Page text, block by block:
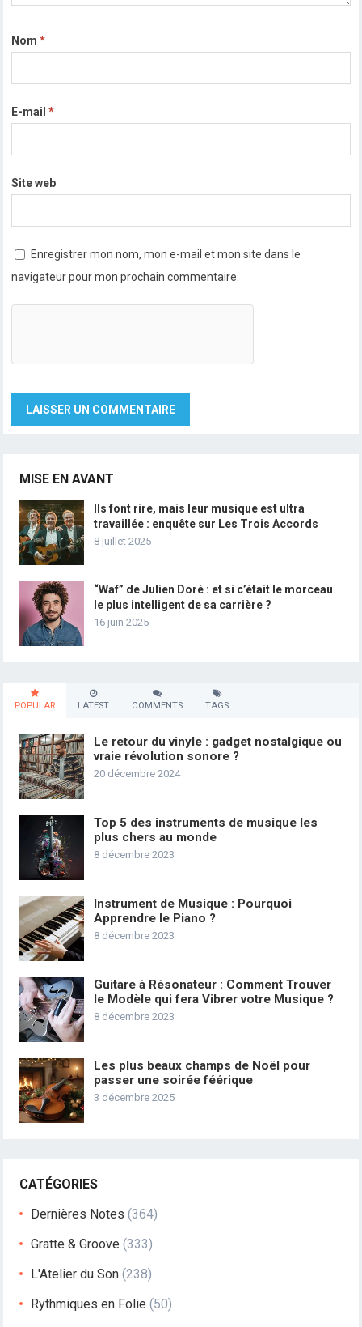
Nom*
E-mail*
Site web
Enregistrer mon nom, mon e-mail et mon site dans le
navigateur pour mon prochain commentaire.
MISE EN AVANT
Ils font rire, mais leur musique est ultra
travaillée : enquête sur Les Trois Accords
8 juillet 2025
“Waf” de Julien Doré : et si c’était le morceau
le plus intelligent de sa carrière ?
16 juin 2025
POPULAR LATEST COMMENTS TAGS
Le retour du vinyle : gadget nostalgique ou
vraie révolution sonore ?
20 décembre 2024
Top 5 des instruments de musique les
plus chers au monde
8 décembre 2023
Instrument de Musique : Pourquoi
Apprendre le Piano ?
8 décembre 2023
Guitare à Résonateur : Comment Trouver
le Modèle qui fera Vibrer votre Musique ?
8 décembre 2023
Les plus beaux champs de Noël pour
passer une soirée féérique
3 décembre 2025
CATÉGORIES
Dernières Notes (364)
Gratte & Groove (333)
L'Atelier du Son (238)
Rythmiques en Folie (50)